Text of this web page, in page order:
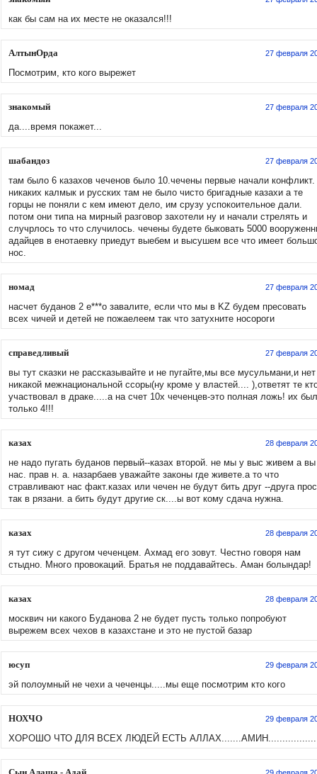
как бы сам на их месте не оказался!!!
АлтынОрда 27 февраля
Посмотрим, кто кого вырежет
знакомый 27 февраля
да....время покажет...
шабандоз 27 февраля
там было 6 казахов чеченов было 10.чечены первые начали конфликт.
никаких калмык и русских там не было чисто бригадные казахи а те
горцы не поняли с кем имеют дело, им срузу успокоительное дали.
потом они типа на мирный разговор захотели ну и начали стрелять и
случрлось то что случилось. чечены будете быковать 5000
адайцев в енотаевку приедут выебем и высушем все что имеет
нос.
номад 27 февраля
насчет буданов 2 е***о завалите, если что мы в KZ будем пресовать
всех чичей и детей не пожаелеем так что затухните носороги
справедливый 27 февраля
вы тут сказки не рассказывайте и не пугайте,мы все мусульмани,и нет
никакой межнациональной ссоры(ну кроме у властей.... ),ответят те
участвовал в драке.....а на счет 10х чеченцев-это полная ложь! их
только 4!!!
казах 28 февраля
не надо пугать буданов первый--казах второй. не мы у выс живем а
нас. прав н. а. назарбаев уважайте законы где живете.а то что
стравливают нас факт.казах или чечен не будут бить друг --друга
так в рязани. а бить будут другие ск....ы вот кому сдача нужна.
казах 28 февраля
я тут сижу с другом чеченцем. Ахмад его зовут. Честно говоря нам
стыдно. Много провокаций. Братья не поддавайтесь. Аман болындар!
казах 28 февраля
москвич ни какого Буданова 2 не будет пусть только попробуют
вырежем всех чехов в казахстане и это не пустой базар
юсуп 29 февраля
эй полоумный не чехи а чеченцы.....мы еще посмотрим кто кого
НОХЧО 29 февраля
ХОРОШО ЧТО ДЛЯ ВСЕХ ЛЮДЕЙ ЕСТЬ